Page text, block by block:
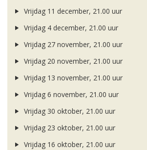
Vrijdag 11 december, 21.00 uur
Vrijdag 4 december, 21.00 uur
Vrijdag 27 november, 21.00 uur
Vrijdag 20 november, 21.00 uur
Vrijdag 13 november, 21.00 uur
Vrijdag 6 november, 21.00 uur
Vrijdag 30 oktober, 21.00 uur
Vrijdag 23 oktober, 21.00 uur
Vrijdag 16 oktober, 21.00 uur